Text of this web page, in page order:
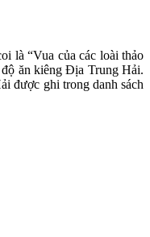
là “Vua của các loài thảo
ăn kiêng Địa Trung Hải.
được ghi trong danh sách